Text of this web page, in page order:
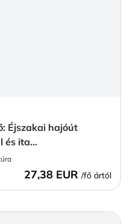
Éjszakai hajóút
és ita...
27,38 EUR /fő ártól